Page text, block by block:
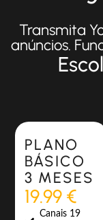
Transmita
anúncios.
Most Popular
PLANO
BÁSICO
3 MESES
19.99 €
Canais 19